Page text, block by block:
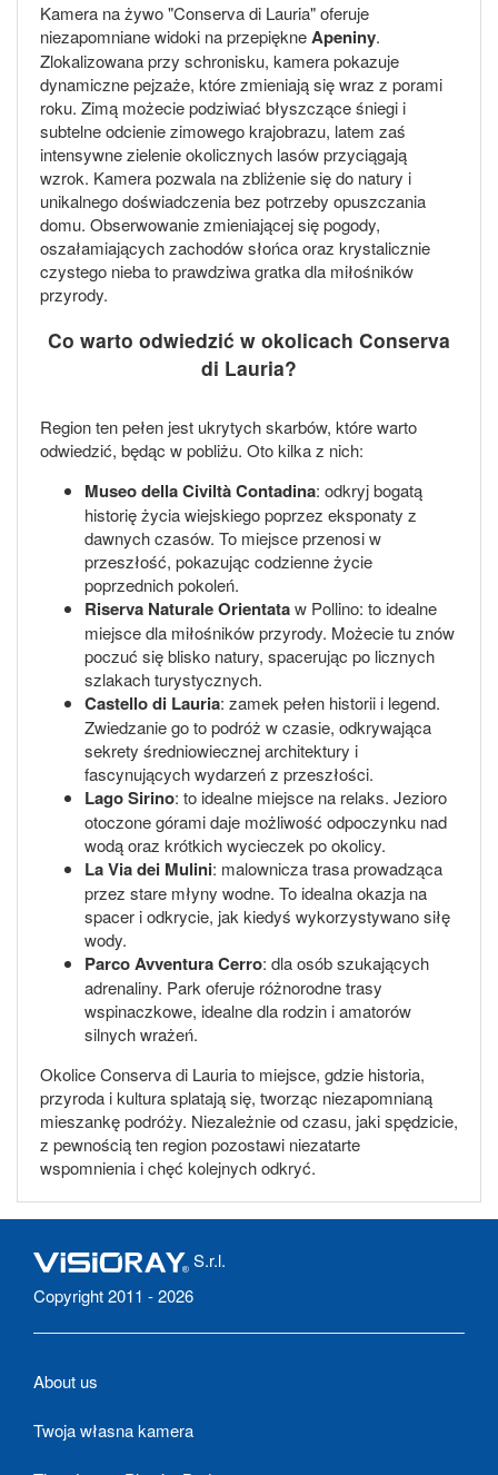
Kamera na żywo "Conserva di Lauria" oferuje
niezapomniane widoki na przepiękneApeniny.
Zlokalizowana przy schronisku, kamera pokazuje
dynamiczne pejzaże, które zmieniają się wraz z porami
roku. Zimą możecie podziwiać błyszczące śniegi i
subtelne odcienie zimowego krajobrazu, latem zaś
intensywne zielenie okolicznych lasów przyciągają
wzrok. Kamera pozwala na zbliżenie się do natury i
unikalnego doświadczenia bez potrzeby opuszczania
domu. Obserwowanie zmieniającej się pogody,
oszałamiających zachodów słońca oraz krystalicznie
czystego nieba to prawdziwa gratka dla miłośników
przyrody.
Co warto odwiedzić w okolicach Conserva
di Lauria?
Region ten pełen jest ukrytych skarbów, które warto
odwiedzić, będąc w pobliżu. Oto kilka z nich:
Museo della Civiltà Contadina: odkryj bogatą
historię życia wiejskiego poprzez eksponaty z
dawnych czasów. To miejsce przenosi w
przeszłość, pokazując codzienne życie
poprzednich pokoleń.
Riserva Naturale Orientataw Pollino: to idealne
miejsce dla miłośników przyrody. Możecie tu znów
poczuć się blisko natury, spacerując po licznych
szlakach turystycznych.
Castello di Lauria: zamek pełen historii i legend.
Zwiedzanie go to podróż w czasie, odkrywająca
sekrety średniowiecznej architektury i
fascynujących wydarzeń z przeszłości.
Lago Sirino: to idealne miejsce na relaks. Jezioro
otoczone górami daje możliwość odpoczynku nad
wodą oraz krótkich wycieczek po okolicy.
La Via dei Mulini: malownicza trasa prowadząca
przez stare młyny wodne. To idealna okazja na
spacer i odkrycie, jak kiedyś wykorzystywano siłę
wody.
Parco Avventura Cerro: dla osób szukających
adrenaliny. Park oferuje różnorodne trasy
wspinaczkowe, idealne dla rodzin i amatorów
silnych wrażeń.
Okolice Conserva di Lauria to miejsce, gdzie historia,
przyroda i kultura splatają się, tworząc niezapomnianą
mieszankę podróży. Niezależnie od czasu, jaki spędzicie,
z pewnością ten region pozostawi niezatarte
wspomnienia i chęć kolejnych odkryć.
S.r.l.
Copyright 2011 - 2026
About us
Twoja własna kamera